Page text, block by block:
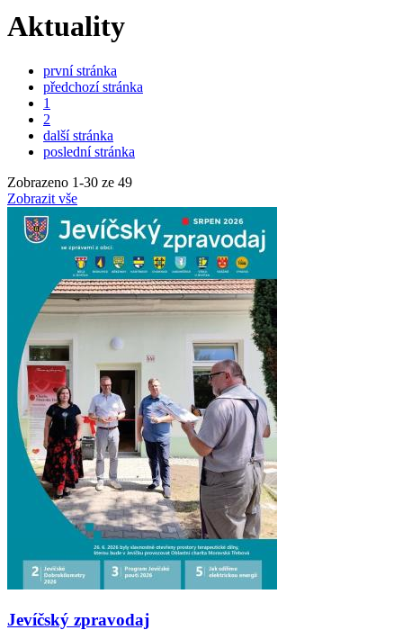
Aktuality
první stránka
předchozí stránka
1
2
další stránka
poslední stránka
Zobrazeno 1-30 ze 49
Zobrazit vše
Jevíčský zpravodaj